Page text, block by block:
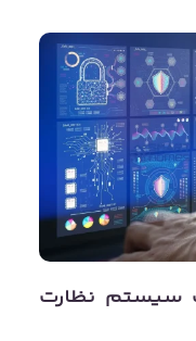
سیستم نظارت